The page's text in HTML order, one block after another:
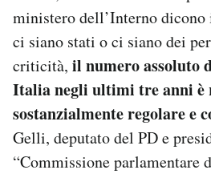
ministero dell’Interno dicono
ci siano stati o ci siano dei
criticità, il numero assoluto
Italia negli ultimi tre anni è
sostanzialmente regolare e
Gelli, deputato del PD e
“Commissione parlamentare